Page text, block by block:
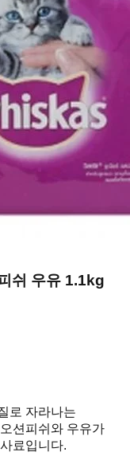
쉬 우유 1.1kg
로 자라나는
션피쉬와 우유가
료입니다.